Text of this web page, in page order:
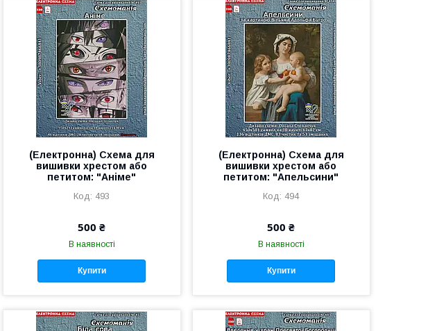
(Електронна) Схема для
вишивки хрестом або
петитом: "Аніме"
493
500 ₴
В наявності
Купити
(Електронна) Схема для
вишивки хрестом або
петитом: "Апельсини"
494
500 ₴
В наявності
Купити